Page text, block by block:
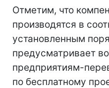
Отметим, что
производятся в
установленным
предусматривает
предприятиям-
по бесплатному